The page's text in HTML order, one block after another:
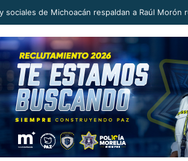
sociales de Michoacán respaldan a Raúl Morón